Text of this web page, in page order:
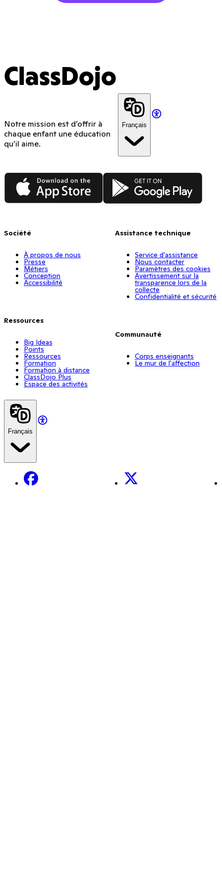
ClassDojo
Notre mission est d’offrir à
chaque enfant une éducation
qu’il aime.
Français
App Store Google Play
Société
À propos de nous
Presse
Métiers
Conception
Accessibilité
Ressources
Big Ideas
Points
Ressources
Formation
Formation à distance
ClassDojo Plus
Espace des activités
Assistance technique
Service d'assistance
Nous contacter
Paramètres des cookies
Avertissement sur la
transparence lors de la
collecte
Confidentialité et sécurité
Communauté
Corps enseignants
Le mur de l'affection
Français
Facebook X